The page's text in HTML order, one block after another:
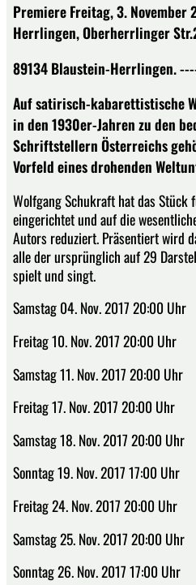
Premiere Freitag, 3. November
Herrlingen, Oberherrlinger
89134 Blaustein-Herrlingen.
Auf satirisch-kabarettistische
in den 1930er-Jahren zu den
Schriftstellern Österreichs
Vorfeld eines drohenden
Wolfgang Schukraft hat das Stück
eingerichtet und auf die
Autors reduziert. Präsentiert wird
alle der ursprünglich auf 29
spielt und singt.
Samstag 04. Nov. 2017 20:00 Uhr
Freitag 10. Nov. 2017 20:00 Uhr
Samstag 11. Nov. 2017 20:00 Uhr
Freitag 17. Nov. 2017 20:00 Uhr
Samstag 18. Nov. 2017 20:00 Uhr
Sonntag 19. Nov. 2017 17:00 Uhr
Freitag 24. Nov. 2017 20:00 Uhr
Samstag 25. Nov. 2017 20:00 Uhr
Sonntag 26. Nov. 2017 17:00 Uhr